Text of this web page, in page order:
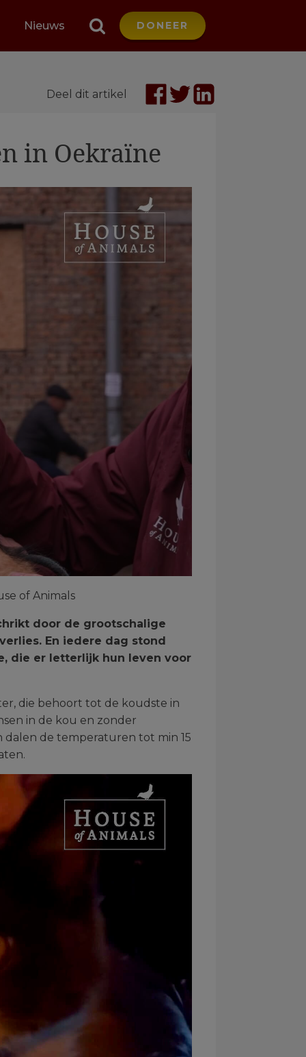
Nieuws DONEER
Deel dit artikel
in Oekraïne
of Animals
door de grootschalige
En iedere dag stond
die er letterlijk hun leven voor
die behoort tot de koudste in
in de kou en zonder
de temperaturen tot min 15